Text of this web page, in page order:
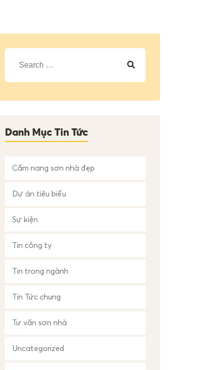
T
k
ế
h
o
Danh Mục Tin Tức
Cẩm nang sơn nhà đẹp
Dự án tiêu biểu
Sự kiện
Tin công ty
Tin trong ngành
Tin Tức chung
Tư vấn sơn nhà
Uncategorized